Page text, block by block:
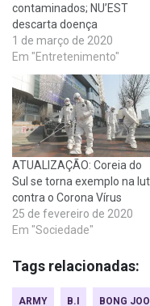
contaminados; NU’EST
descarta doença
1 de março de 2020
Em "Entretenimento"
ATUALIZAÇÃO: Coreia do
Sul se torna exemplo na
contra o Corona Vírus
25 de fevereiro de 2020
Em "Sociedade"
Tags relacionadas:
ARMY B.I BONG